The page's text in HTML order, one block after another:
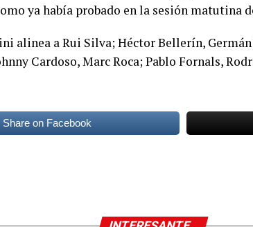
ya había probado en la sesión matutina
alinea a Rui Silva; Héctor Bellerín,
Cardoso, Marc Roca; Pablo Fornals,
Share on Facebook